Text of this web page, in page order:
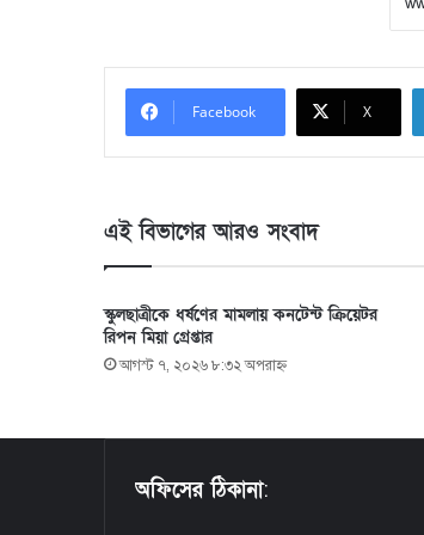
Facebook X
এই বিভাগের আরও সংবাদ
স্কুলছাত্রীকে ধর্ষণের মামলায় কনটেন্ট ক্রিয়েটর
রিপন মিয়া গ্রেপ্তার
আগস্ট ৭, ২০২৬ ৮:৩২ অপরাহ্ণ
অফিসের ঠিকানা: